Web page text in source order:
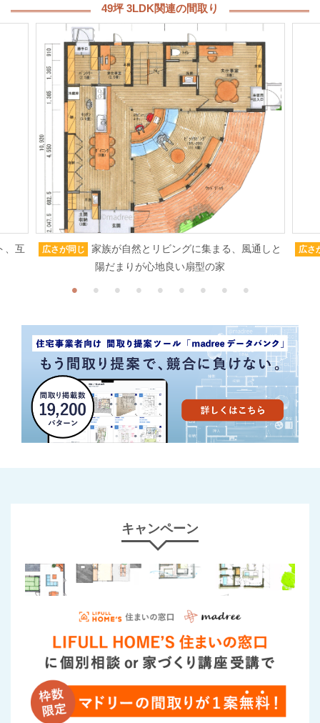
49坪 3LDK関連の間取り
、互 広さが同じ
家族が自然とリビングに集まる、風通しと
陽だまりが心地良い扇型の家
広さ
キャンペーン